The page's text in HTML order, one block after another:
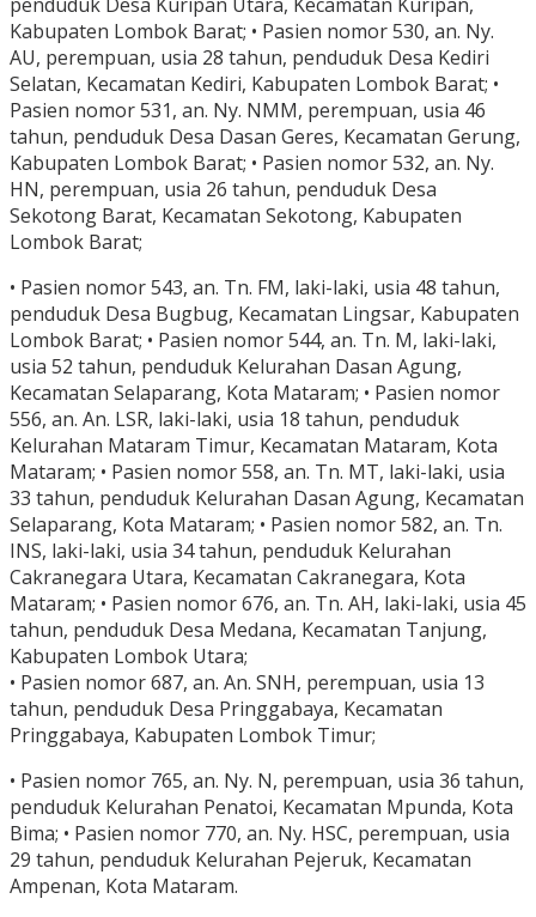
Kabupaten Lombok Barat; • Pasien nomor 530, an. Ny.
AU, perempuan, usia 28 tahun, penduduk Desa Kediri
Selatan, Kecamatan Kediri, Kabupaten Lombok Barat; •
Pasien nomor 531, an. Ny. NMM, perempuan, usia 46
tahun, penduduk Desa Dasan Geres, Kecamatan Gerung,
Kabupaten Lombok Barat; • Pasien nomor 532, an. Ny.
HN, perempuan, usia 26 tahun, penduduk Desa
Sekotong Barat, Kecamatan Sekotong, Kabupaten
Lombok Barat;
• Pasien nomor 543, an. Tn. FM, laki-laki, usia 48 tahun,
penduduk Desa Bugbug, Kecamatan Lingsar, Kabupaten
Lombok Barat; • Pasien nomor 544, an. Tn. M, laki-laki,
usia 52 tahun, penduduk Kelurahan Dasan Agung,
Kecamatan Selaparang, Kota Mataram; • Pasien nomor
556, an. An. LSR, laki-laki, usia 18 tahun, penduduk
Kelurahan Mataram Timur, Kecamatan Mataram, Kota
Mataram; • Pasien nomor 558, an. Tn. MT, laki-laki, usia
33 tahun, penduduk Kelurahan Dasan Agung, Kecamatan
Selaparang, Kota Mataram; • Pasien nomor 582, an. Tn.
INS, laki-laki, usia 34 tahun, penduduk Kelurahan
Cakranegara Utara, Kecamatan Cakranegara, Kota
Mataram; • Pasien nomor 676, an. Tn. AH, laki-laki, usia 45
tahun, penduduk Desa Medana, Kecamatan Tanjung,
Kabupaten Lombok Utara;
• Pasien nomor 687, an. An. SNH, perempuan, usia 13
tahun, penduduk Desa Pringgabaya, Kecamatan
Pringgabaya, Kabupaten Lombok Timur;
• Pasien nomor 765, an. Ny. N, perempuan, usia 36 tahun,
penduduk Kelurahan Penatoi, Kecamatan Mpunda, Kota
Bima; • Pasien nomor 770, an. Ny. HSC, perempuan, usia
29 tahun, penduduk Kelurahan Pejeruk, Kecamatan
Ampenan, Kota Mataram.